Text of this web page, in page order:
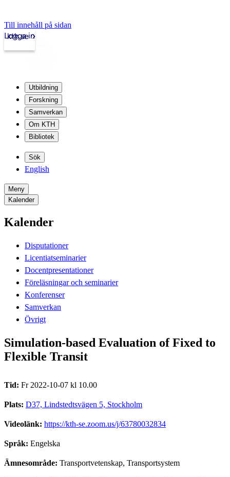
Till innehåll på sidan
kth.se
Logga in
Utbildning
Forskning
Samverkan
Om KTH
Bibliotek
Sök
English
Meny
Kalender
Kalender
Disputationer
Licentiatseminarier
Docentpresentationer
Föreläsningar och seminarier
Konferenser
Samverkan
Övrigt
Simulation-based Evaluation of Fixed to
Flexible Transit
Tid: Fr 2022-10-07 kl 10.00
Plats: D37, Lindstedtsvägen 5, Stockholm
Videolänk: https://kth-se.zoom.us/j/63780032834
Språk: Engelska
Ämnesområde: Transportvetenskap, Transportsystem